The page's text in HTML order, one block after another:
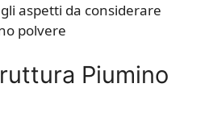
aspetti da considerare
polvere
Piumino